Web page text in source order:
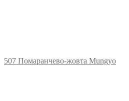
507 Помаранчево-жовта Mungyo